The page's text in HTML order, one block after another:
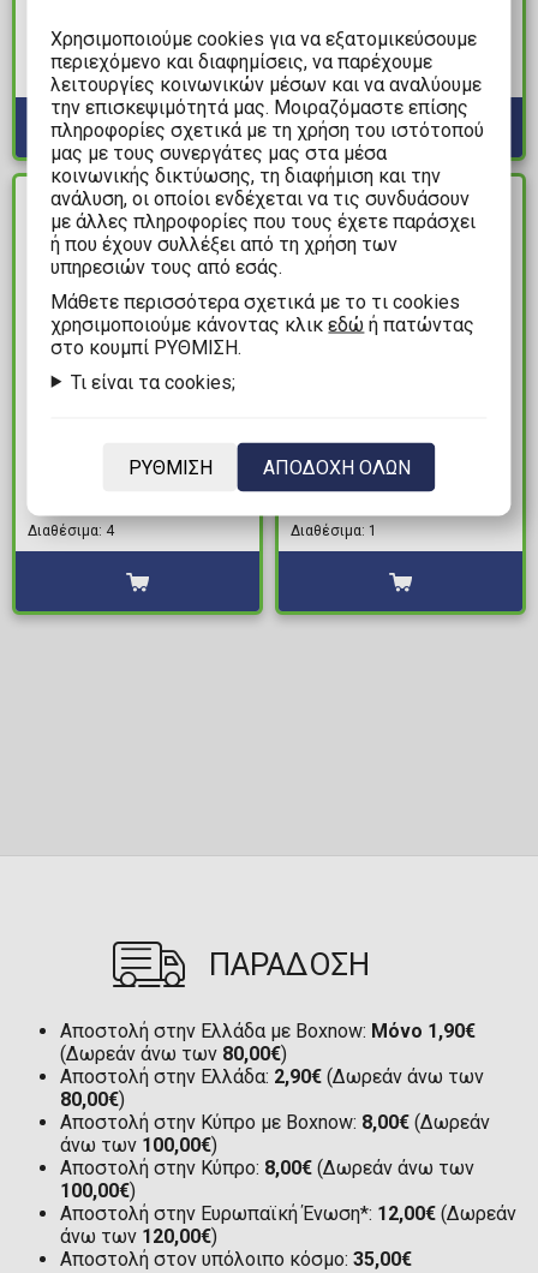
Μπρελόκ με Βραχιόλι
Διαθέσιμα: 10
κλίμακας 1:1 Ρέπλικα
Διαθέσιμα: 2
ΔΙΑΘΕΣΙΜΟ
Yu-Gi-Oh! - Yami Yugi 3D
Διαθέσιμα: 4
ΔΙΑΘΕΣΙΜΟ
Κεραμική Κούπα Marvel
- Eternals (Celestials)
Διαθέσιμα: 1
ΠΑΡΑΔΟΣΗ
Αποστολή στην Ελλάδα με Boxnow: Μόνο 1,90€
(Δωρεάν άνω των 80,00€)
Αποστολή στην Ελλάδα: 2,90€ (Δωρεάν άνω των
80,00€)
Αποστολή στην Κύπρο με Boxnow: 8,00€ (Δωρεάν
άνω των 100,00€)
Αποστολή στην Κύπρο: 8,00€ (Δωρεάν άνω των
100,00€)
Αποστολή στην Ευρωπαϊκή Ένωση*: 12,00€ (Δωρεάν
άνω των 120,00€)
Αποστολή στον υπόλοιπο κόσμο: 35,00€
Χρησιμοποιούμε cookies για να εξατομικεύσουμε
περιεχόμενο και διαφημίσεις, να παρέχουμε
λειτουργίες κοινωνικών μέσων και να αναλύουμε
την επισκεψιμότητά μας. Μοιραζόμαστε επίσης
πληροφορίες σχετικά με τη χρήση του ιστότοπού
μας με τους συνεργάτες μας στα μέσα
κοινωνικής δικτύωσης, τη διαφήμιση και την
ανάλυση, οι οποίοι ενδέχεται να τις συνδυάσουν
με άλλες πληροφορίες που τους έχετε παράσχει
ή που έχουν συλλέξει από τη χρήση των
υπηρεσιών τους από εσάς.
Mάθετε περισσότερα σχετικά με το τι cookies
χρησιμοποιούμε κάνοντας κλικεδώ ή πατώντας
στο κουμπί ΡΥΘΜΙΣΗ.
Τι είναι τα cookies;
ΡΥΘΜΙΣΗ ΑΠΟΔΟΧΗ ΟΛΩΝ